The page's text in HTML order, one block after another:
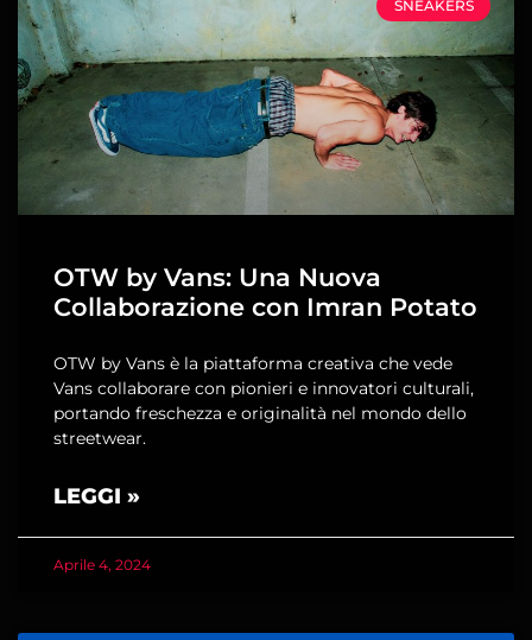
SNEAKERS
OTW by Vans: Una Nuova
Collaborazione con Imran Potato
OTW by Vans è la piattaforma creativa che vede
Vans collaborare con pionieri e innovatori culturali,
portando freschezza e originalità nel mondo dello
streetwear.
LEGGI »
Aprile 4, 2024